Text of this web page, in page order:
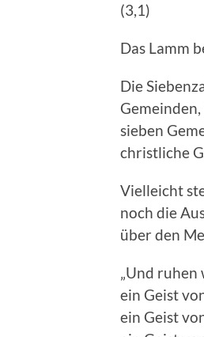
(3,1)
Das Lamm
Die
sieben
christliche
Vielleicht
noch die
über den
„Und ruhen
ein Geist
ein Geist